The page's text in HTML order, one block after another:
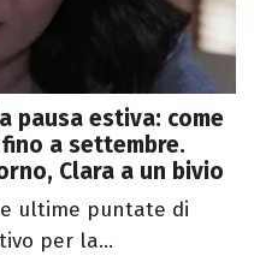
pausa estiva: come
a settembre.
Clara a un bivio
ultime puntate di
per la...